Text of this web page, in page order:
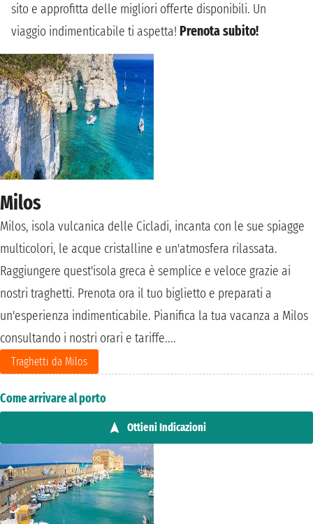
sito e approfitta delle migliori offerte disponibili. Un
viaggio indimenticabile ti aspetta! Prenota subito!
Milos
Milos, isola vulcanica delle Cicladi, incanta con le sue spiagge
multicolori, le acque cristalline e un'atmosfera rilassata.
Raggiungere quest'isola greca è semplice e veloce grazie ai
nostri traghetti. Prenota ora il tuo biglietto e preparati a
un'esperienza indimenticabile. Pianifica la tua vacanza a Milos
consultando i nostri orari e tariffe....
Traghetti da Milos
Come arrivare al porto
Ottieni Indicazioni